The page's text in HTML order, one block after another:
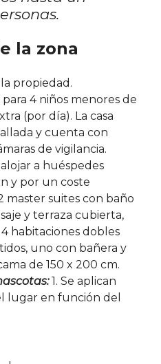
la zona
propiedad.
4 niños menores de
(por día). La casa
y cuenta con
de vigilancia.
a huéspedes
y por un coste
master suites con baño
y terraza cubierta,
habitaciones dobles
uno con bañera y
de 150 x 200 cm.
1. Se aplican
lugar en función del